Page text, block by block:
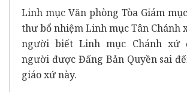
Linh mục Văn phòng Tòa Giám
thư bổ nhiệm Linh mục Tân Chánh
người biết Linh mục Chánh xứ
người được Đấng Bản Quyền sai
giáo xứ này.